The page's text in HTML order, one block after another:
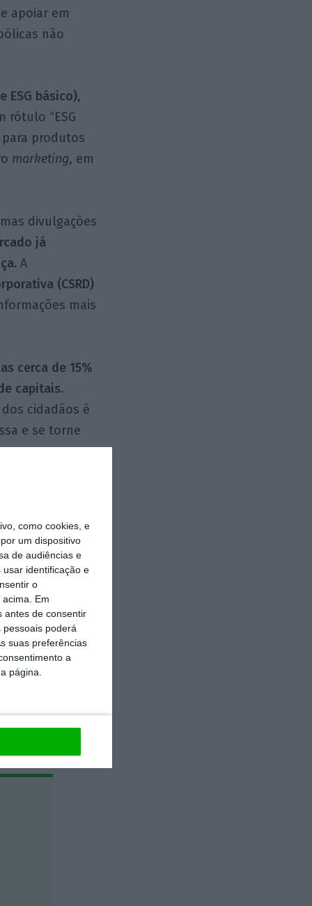
como cookies, e
um dispositivo
de audiências e
identificação e
o
Em
antes de consentir
poderá
suas preferências
a
página.
apoiar em
não
ESG básico),
rótulo “ESG
produtos
marketing, em
divulgações
já
A
(CSRD)
mais
cerca de 15%
capitais.
cidadãos é
e se torne
europeia mais